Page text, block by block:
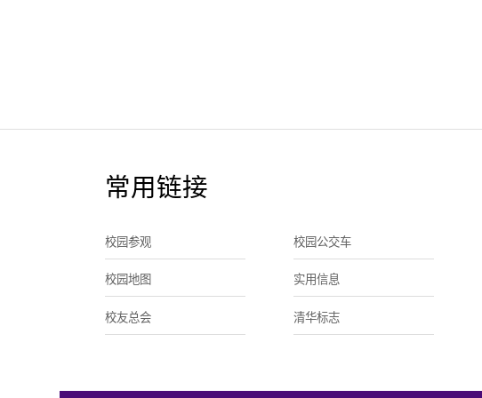
常用链接
校园参观 校园公交车
校园地图 实用信息
校友总会 清华标志